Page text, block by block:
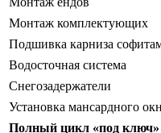
Монтаж комплектующих
Подшивка карниза
Водосточная система
Снегозадержатели
Установка мансардного
Полный цикл «под ключ»